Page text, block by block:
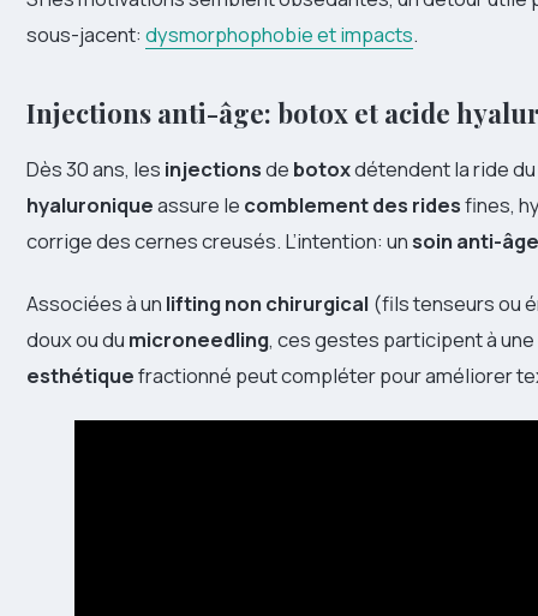
sous-jacent: dysmorphophobie et impacts.
Injections anti-âge: botox et acide
Dès 30 ans, les injectionsde botoxdétendent la ride
hyaluroniqueassure le comblement des ridesfines,
corrige des cernes creusés. L’intention: unsoin anti-âge
Associées à un lifting non chirurgical (fils tenseurs ou
doux ou du microneedling, ces gestes participent à
esthétiquefractionné peut compléter pour améliorer